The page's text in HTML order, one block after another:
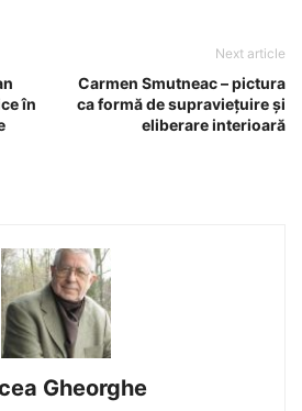
în
Next article
Carmen Smutneac – pictura
ca formă de supraviețuire și
eliberare interioară
Gheorghe